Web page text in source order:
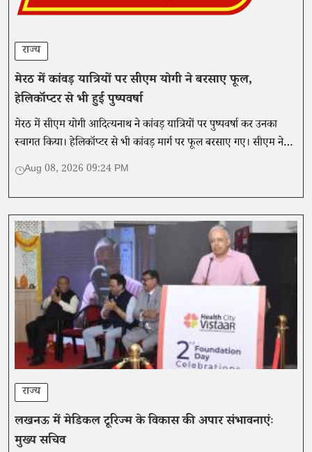
राज्य
मेरठ में कांवड़ यात्रियों पर सीएम योगी ने बरसाए फूल,
हेलिकॉप्टर से भी हुई पुष्पवर्षा
मेरठ में सीएम योगी आदित्यनाथ ने कांवड़ यात्रियों पर पुष्पवर्षा कर उनका
स्वागत किया। हेलिकॉप्टर से भी कांवड़ मार्ग पर फूल बरसाए गए। सीएम ने
यात्रा को एकता और समरसता का प्रतीक बताया।
Aug 08, 2026 09:24 PM
राज्य
लखनऊ में मेडिकल टूरिज्म के विकास की अपार संभावनाएंः
मुख्य सचिव